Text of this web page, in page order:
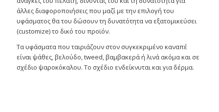
άλλες διαφοροποιήσεις που μαζί με την επιλογή του
υφάσματος θα του δώσουν τη δυνατότητα να εξατομικεύσει
(customize) το δικό του προϊόν.
Τα υφάσματα που ταιριάζουν στον συγκεκριμένο καναπέ
είναι ψάθες, βελούδο, tweed, βαμβακερά ή λινά ακόμα και σε
σχέδιο ψαροκόκαλου. Το σχέδιο ενδείκνυται και για δέρμα.